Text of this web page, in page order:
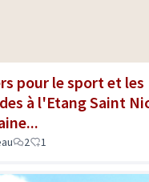
pour le sport et les
à l'Etang Saint
2 1